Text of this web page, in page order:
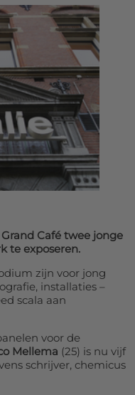
Café twee jonge
te exposeren.
zijn voor jong
installaties –
scala aan
voor de
Mellema (25) is nu vijf
schrijver, chemicus